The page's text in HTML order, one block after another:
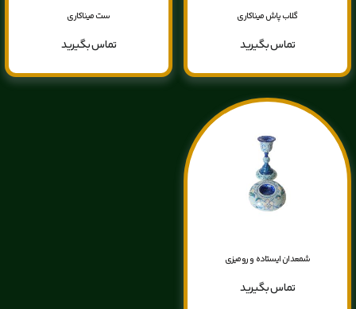
گلاب پاش میناکاری
تماس بگیرید
ست میناکاری
تماس بگیرید
شمعدان ایستاده و رومیزی
تماس بگیرید